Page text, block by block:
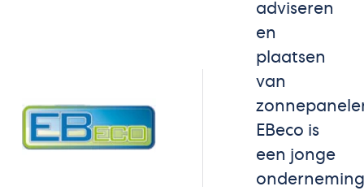
adviseren
en
plaatsen
van
EBeco is
een jonge
onderneming